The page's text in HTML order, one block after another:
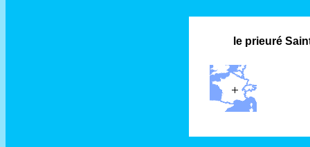
le prieuré